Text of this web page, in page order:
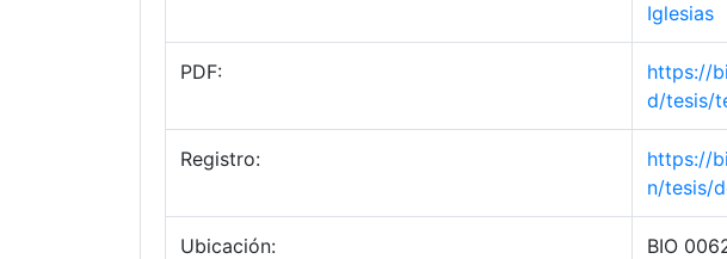
Iglesias
PDF:
https://
d/tesis/
Registro:
https://
n/tesis/
Ubicación: BIO